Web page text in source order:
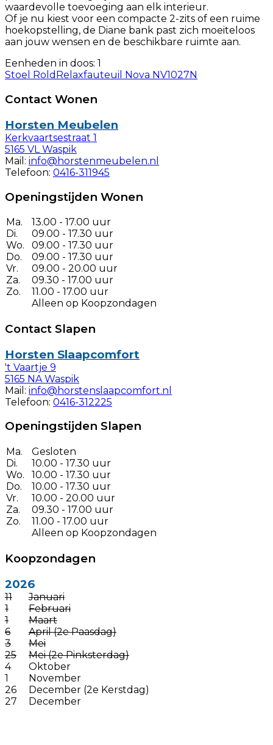
waardevolle toevoeging aan elk interieur.
Of je nu kiest voor een compacte 2-zits of een ruime
hoekopstelling, de Diane bank past zich moeiteloos
aan jouw wensen en de beschikbare ruimte aan.
Eenheden in doos: 1
Stoel Rold Relaxfauteuil Nova NV1027N
Contact Wonen
Horsten Meubelen
Kerkvaartsestraat 1
5165 VL Waspik
Mail: info@horstenmeubelen.nl
Telefoon: 0416-311945
Openingstijden Wonen
Ma.
Di.
Wo.
Do.
Vr.
Za.
Zo.
13.00 - 17.00 uur
09.00 - 17.30 uur
09.00 - 17.30 uur
09.00 - 17.30 uur
09.00 - 20.00 uur
09.30 - 17.00 uur
11.00 - 17.00 uur
Alleen op Koopzondagen
Contact Slapen
Horsten Slaapcomfort
't Vaartje 9
5165 NA Waspik
Mail: info@horstenslaapcomfort.nl
Telefoon: 0416-312225
Openingstijden Slapen
Ma.
Di.
Wo.
Do.
Vr.
Za.
Zo.
Gesloten
10.00 - 17.30 uur
10.00 - 17.30 uur
10.00 - 17.30 uur
10.00 - 20.00 uur
09.30 - 17.00 uur
11.00 - 17.00 uur
Alleen op Koopzondagen
Koopzondagen
2026
11
Januari
1
Februari
1
Maart
6
April (2e Paasdag)
3
Mei
25
Mei (2e Pinksterdag)
4
Oktober
1
November
26
December (2e Kerstdag)
27
December